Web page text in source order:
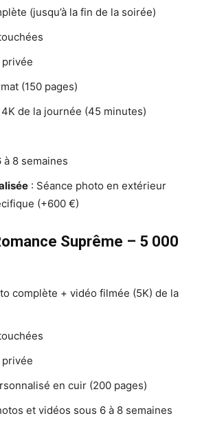
(jusqu’à la fin de la soirée)
(150 pages)
de la journée (45 minutes)
à 8 semaines
: Séance photo en extérieur
(+600 €)
Suprême – 5 000
complète + vidéo filmée (5K) de la
en cuir (200 pages)
et vidéos sous 6 à 8 semaines